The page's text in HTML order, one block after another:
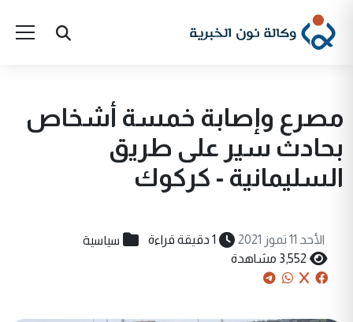
مصرع وإصابة خمسة أشخاص
بحادث سير على طريق
السليمانية - كركوك
الأحد 11 تموز 2021 1 دقيقة قراءة سياسية
3,552 مشاهدة